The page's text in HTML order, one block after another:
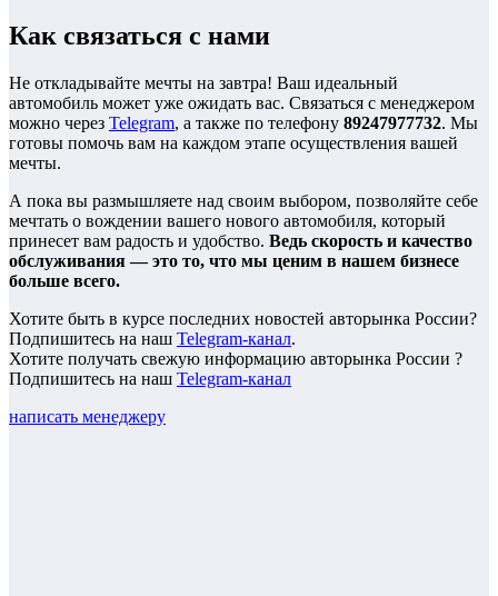
Как связаться с нами
Не откладывайте мечты на завтра! Ваш идеальный
автомобиль может уже ожидать вас. Связаться с менеджером
можно через Telegram, а также по телефону 89247977732. Мы
готовы помочь вам на каждом этапе осуществления вашей
мечты.
А пока вы размышляете над своим выбором, позволяйте себе
мечтать о вождении вашего нового автомобиля, который
принесет вам радость и удобство. Ведь скорость и качество
обслуживания — это то, что мы ценим в нашем бизнесе
больше всего.
Хотите быть в курсе последних новостей авторынка России?
Подпишитесь на наш Telegram-канал.
Хотите получать свежую информацию авторынка России ?
Подпишитесь на наш Telegram-канал
написать менеджеру